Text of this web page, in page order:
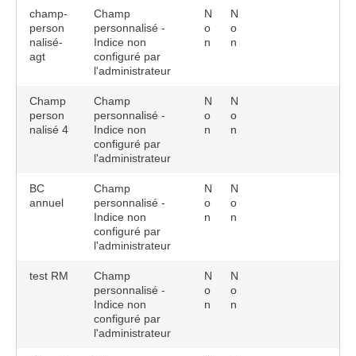
champ-
person
nalisé-
agt
Champ
personnalisé -
Indice non
configuré par
l'administrateur
N
o
n
N
o
n
Champ
person
nalisé 4
Champ
personnalisé -
Indice non
configuré par
l'administrateur
N
o
n
N
o
n
BC
annuel
Champ
personnalisé -
Indice non
configuré par
l'administrateur
N
o
n
N
o
n
test RM
Champ
personnalisé -
Indice non
configuré par
l'administrateur
N
o
n
N
o
n